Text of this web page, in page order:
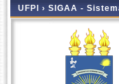
UFPI › SIGAA -